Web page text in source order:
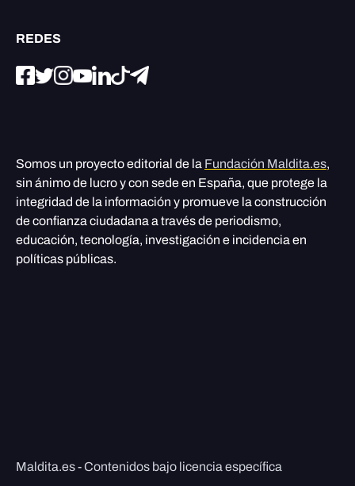
REDES
Somos un proyecto editorial de la Fundación Maldita.es,
sin ánimo de lucro y con sede en España, que protege la
integridad de la información y promueve la construcción
de confianza ciudadana a través de periodismo,
educación, tecnología, investigación e incidencia en
políticas públicas.
Maldita.es - Contenidos bajo licencia específica